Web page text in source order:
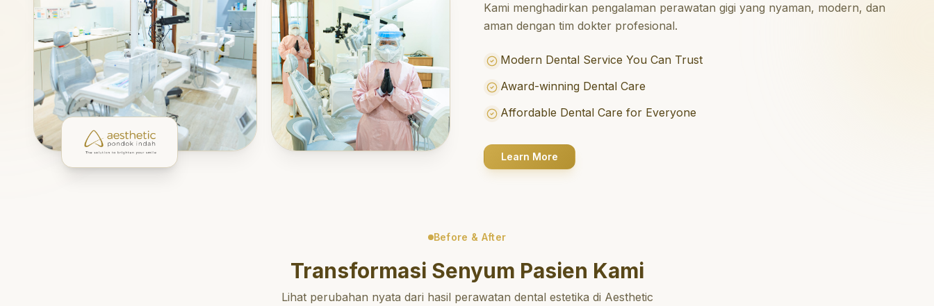
Kami menghadirkan pengalaman perawatan gigi yang nyaman, modern, dan
aman dengan tim dokter profesional.
Modern Dental Service You Can Trust
Award-winning Dental Care
Affordable Dental Care for Everyone
Learn More
Before & After
Transformasi Senyum Pasien Kami
Lihat perubahan nyata dari hasil perawatan dental estetika di Aesthetic